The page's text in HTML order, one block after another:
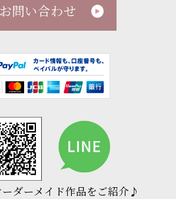
お問い合わせ
ダーメイド作品をご紹介♪